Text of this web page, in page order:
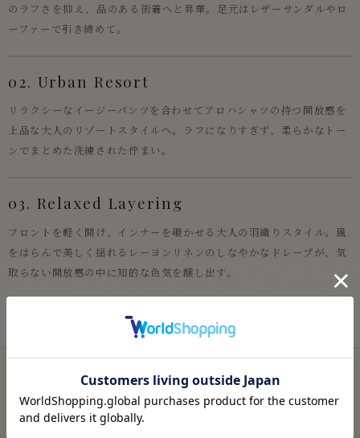
のラフさを抑え、品のある街着へと昇華。足元はレザーサンダルやロ
ーファーで引き締めて。
02. Urban Resort
リラクシーなイージーパンツを合わせてアロハシャツの持つ開放感を
上品な大人のリゾートスタイルへ。ラフになりすぎず、柔らかなトー
ンでまとめた洗練された佇まい。
03. Relaxed Layering
フロントを軽く開け、インナーを覗かせる大人の羽織りスタイル。風
をはらんで美しく揺れるレーヨンリネンのしなやかなドレープが、気
取らない開放感の中に知的な色気を醸し出す。
Quality & Detail